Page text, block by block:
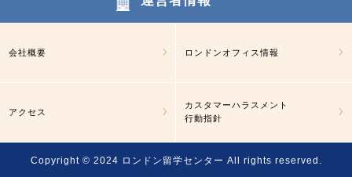
会社概要 ロンドンオフィス情報
アクセス
カスタマーハラスメント
行動指針
Copyright © 2024 ロンドン留学センター All rights reserved.